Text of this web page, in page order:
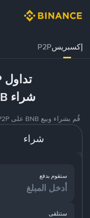
إكسبريسP2P
تداول P2P إكسبريس
شراء BNB مقابل USD
قُم بشراء وبيع BNB على Binance P2P باستخدام العديد من طرق الدفع
شراء
ستقوم بدفع
ستتلقى